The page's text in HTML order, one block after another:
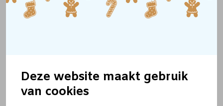
Deze website maakt gebruik
van cookies